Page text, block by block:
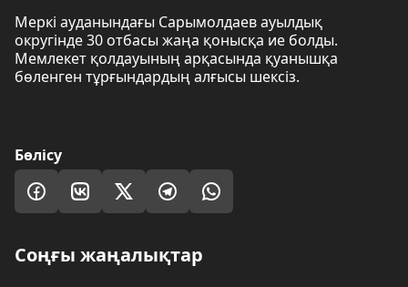
Меркі ауданындағы Сарымолдаев ауылдық
округінде 30 отбасы жаңа қонысқа ие болды.
Мемлекет қолдауының арқасында қуанышқа
бөленген тұрғындардың алғысы шексіз.
Бөлісу
Соңғы жаңалықтар